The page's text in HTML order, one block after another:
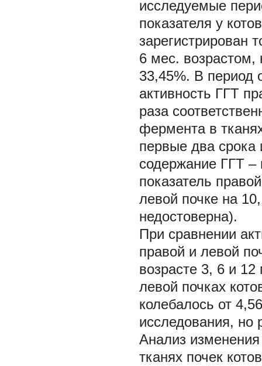
исследуемые
показателя у
зарегистрирован
6 мес. возрастом,
33,45%. В период
активность ГГТ
раза
фермента в
первые два срока
содержание ГГТ –
показатель
левой почке на
недостоверна).
При сравнении
правой и левой
возрасте 3, 6 и
левой почках
колебалось от
исследования, но
Анализ
тканях почек